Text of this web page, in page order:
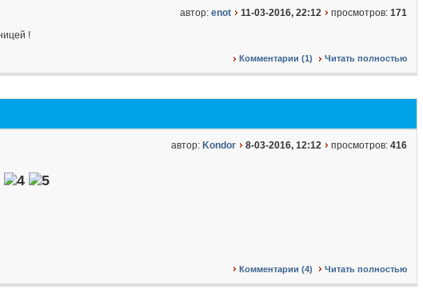
автор: enot 11-03-2016, 22:12 просмотров: 171
Комментарии (1) Читать полностью
автор: Kondor 8-03-2016, 12:12 просмотров: 416
Комментарии (4) Читать полностью